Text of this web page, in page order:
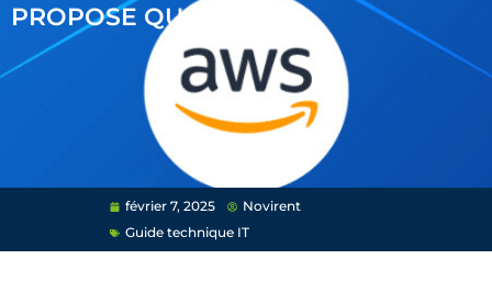
PROPOSE QUOI ?
février 7, 2025
Novirent
Guide technique IT